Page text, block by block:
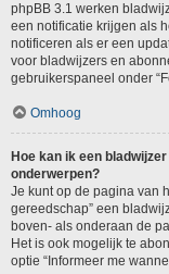
phpBB 3.1 werken
een notificatie krijgen als
notificeren als er een
voor bladwijzers en
gebruikerspaneel onder
Omhoog
Hoe kan ik een
onderwerpen?
Je kunt op de pagina van
gereedschap” een
boven- als onderaan de
Het is ook mogelijk te
optie “Informeer me